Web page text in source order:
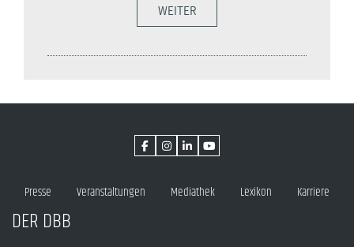
WEITER
Presse Veranstaltungen Mediathek Lexikon Karriere
DER DBB